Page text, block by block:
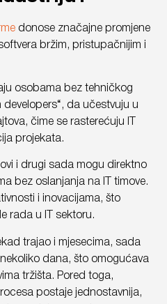
donose značajne promjene
bržim, pristupačnijim i
osobama bez tehničkog
da učestvuju u
čime se rasterećuju IT
projekata.
i drugi sada mogu direktno
bez oslanjanja na IT timove.
i inovacijama, što
rada u IT sektoru.
trajao i mjesecima, sada
dana, što omogućava
tržišta. Pored toga,
postaje jednostavnija,